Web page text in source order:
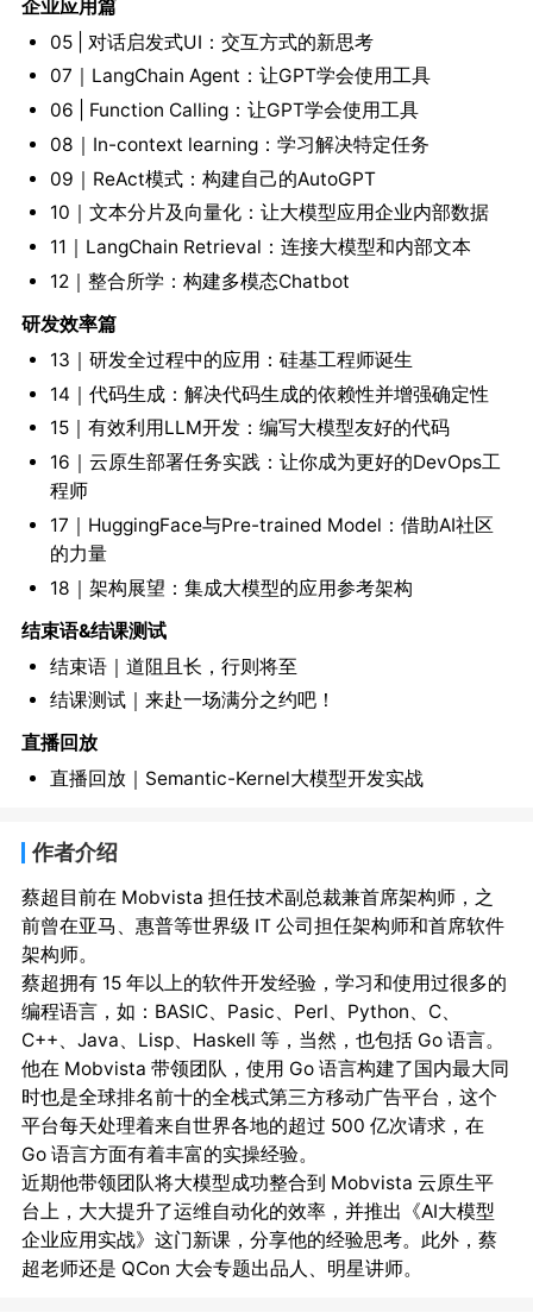
企业应用篇
05 | 对话启发式UI：交互方式的新思考
07｜LangChain Agent：让GPT学会使用工具
06 | Function Calling：让GPT学会使用工具
08｜In-context learning：学习解决特定任务
09｜ReAct模式：构建自己的AutoGPT
10｜文本分片及向量化：让大模型应用企业内部数据
11｜LangChain Retrieval：连接大模型和内部文本
12｜整合所学：构建多模态Chatbot
研发效率篇
13｜研发全过程中的应用：硅基工程师诞生
14｜代码生成：解决代码生成的依赖性并增强确定性
15｜有效利用LLM开发：编写大模型友好的代码
16｜云原生部署任务实践：让你成为更好的DevOps工
程师
17｜HuggingFace与Pre-trained Model：借助AI社区
的力量
18｜架构展望：集成大模型的应用参考架构
结束语&结课测试
结束语｜道阻且长，行则将至
结课测试｜来赴一场满分之约吧！
直播回放
直播回放｜Semantic-Kernel大模型开发实战
作者介绍
蔡超目前在 Mobvista 担任技术副总裁兼首席架构师，之
前曾在亚马、惠普等世界级 IT 公司担任架构师和首席软件
架构师。
蔡超拥有 15 年以上的软件开发经验，学习和使用过很多的
编程语言，如：BASIC、Pasic、Perl、Python、C、
C++、Java、Lisp、Haskell 等，当然，也包括 Go 语言。
他在 Mobvista 带领团队，使用 Go 语言构建了国内最大同
时也是全球排名前十的全栈式第三方移动广告平台，这个
平台每天处理着来自世界各地的超过 500 亿次请求，在
Go 语言方面有着丰富的实操经验。
近期他带领团队将大模型成功整合到 Mobvista 云原生平
台上，大大提升了运维自动化的效率，并推出《AI大模型
企业应用实战》这门新课，分享他的经验思考。此外，蔡